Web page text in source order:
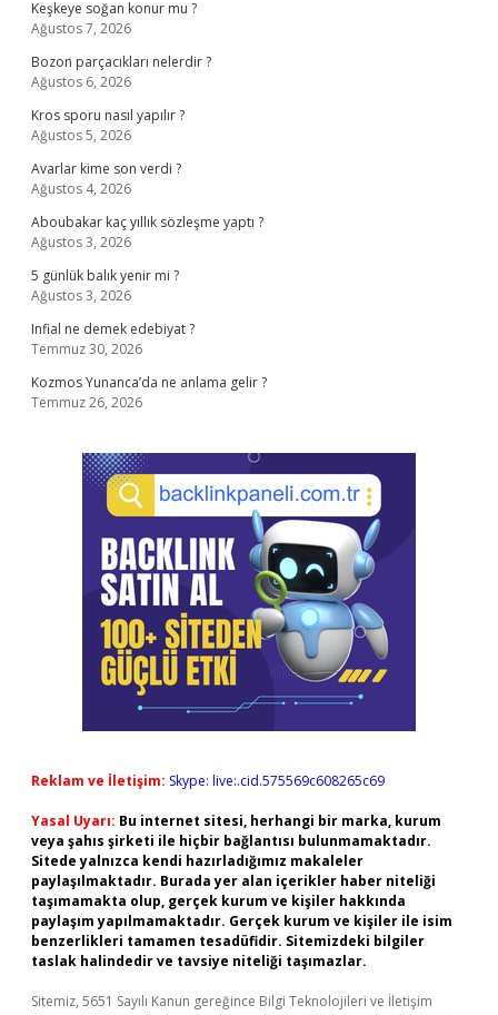
Keşkeye soğan konur mu ?
Ağustos 7, 2026
Bozon parçacıkları nelerdir ?
Ağustos 6, 2026
Kros sporu nasıl yapılır ?
Ağustos 5, 2026
Avarlar kime son verdi ?
Ağustos 4, 2026
Aboubakar kaç yıllık sözleşme yaptı ?
Ağustos 3, 2026
5 günlük balık yenir mi ?
Ağustos 3, 2026
Infial ne demek edebiyat ?
Temmuz 30, 2026
Kozmos Yunanca’da ne anlama gelir ?
Temmuz 26, 2026
Reklam ve İletişim: Skype: live:.cid.575569c608265c69
Yasal Uyarı: Bu internet sitesi, herhangi bir marka, kurum
veya şahıs şirketi ile hiçbir bağlantısı bulunmamaktadır.
Sitede yalnızca kendi hazırladığımız makaleler
paylaşılmaktadır. Burada yer alan içerikler haber niteliği
taşımamakta olup, gerçek kurum ve kişiler hakkında
paylaşım yapılmamaktadır. Gerçek kurum ve kişiler ile isim
benzerlikleri tamamen tesadüfidir. Sitemizdeki bilgiler
taslak halindedir ve tavsiye niteliği taşımazlar.
Sitemiz, 5651 Sayılı Kanun gereğince Bilgi Teknolojileri ve İletişim